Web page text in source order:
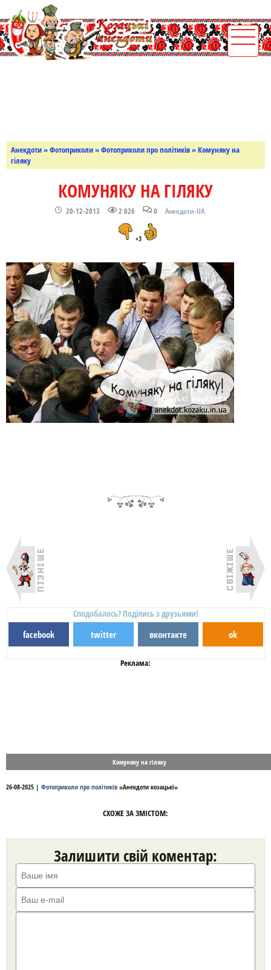
Анекдоти»Фотоприколи»Фотоприколи про політиків» Комуняку на
гіляку
КОМУНЯКУ НА ГІЛЯКУ
20-12-2013 2 026 0 Анекдоти-UA
+3
Сподобалось? Поділись з друзьями!
facebook twitter вконтакте ok
Реклама:
Комуняку на гіляку
26-08-2025 | Фотоприколи про політиків «Анекдоти козацькі»
СХОЖЕ ЗА ЗМІСТОМ:
Залишити свій коментар: